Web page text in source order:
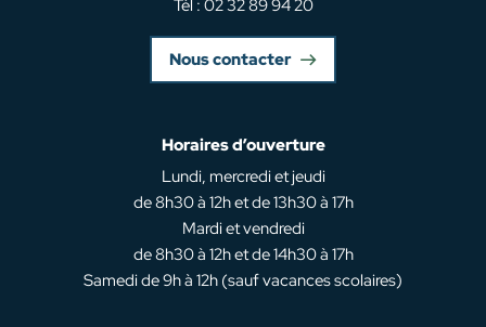
Tél : 02 32 89 94 20
Nous contacter
Horaires d’ouverture
Lundi, mercredi et jeudi
de 8h30 à 12h et de 13h30 à 17h
Mardi et vendredi
de 8h30 à 12h et de 14h30 à 17h
Samedi de 9h à 12h (sauf vacances scolaires)